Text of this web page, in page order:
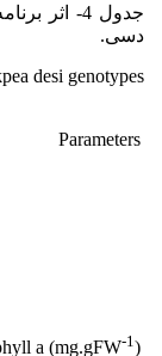
جدول 4-
دسی.
desi genotypes
Parameters
a (mg.gFW-1 )